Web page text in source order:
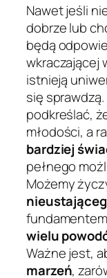
Nawet jeśli
dobrze lub
będą
wkraczającej
istnieją
się
podkreślać,
młodości, a
bardziej
pełnego
Możemy
wielu
Ważne jest,
marzeń,